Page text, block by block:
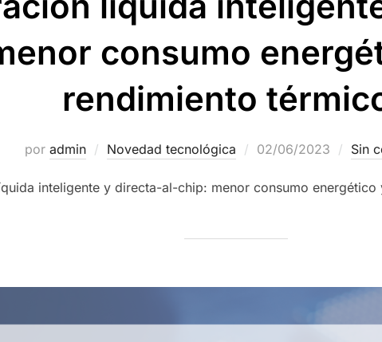
consumo
rendimiento
por admin Novedad tecnológica 02/06/2023 Sin
inteligente y directa-al-chip: menor consumo